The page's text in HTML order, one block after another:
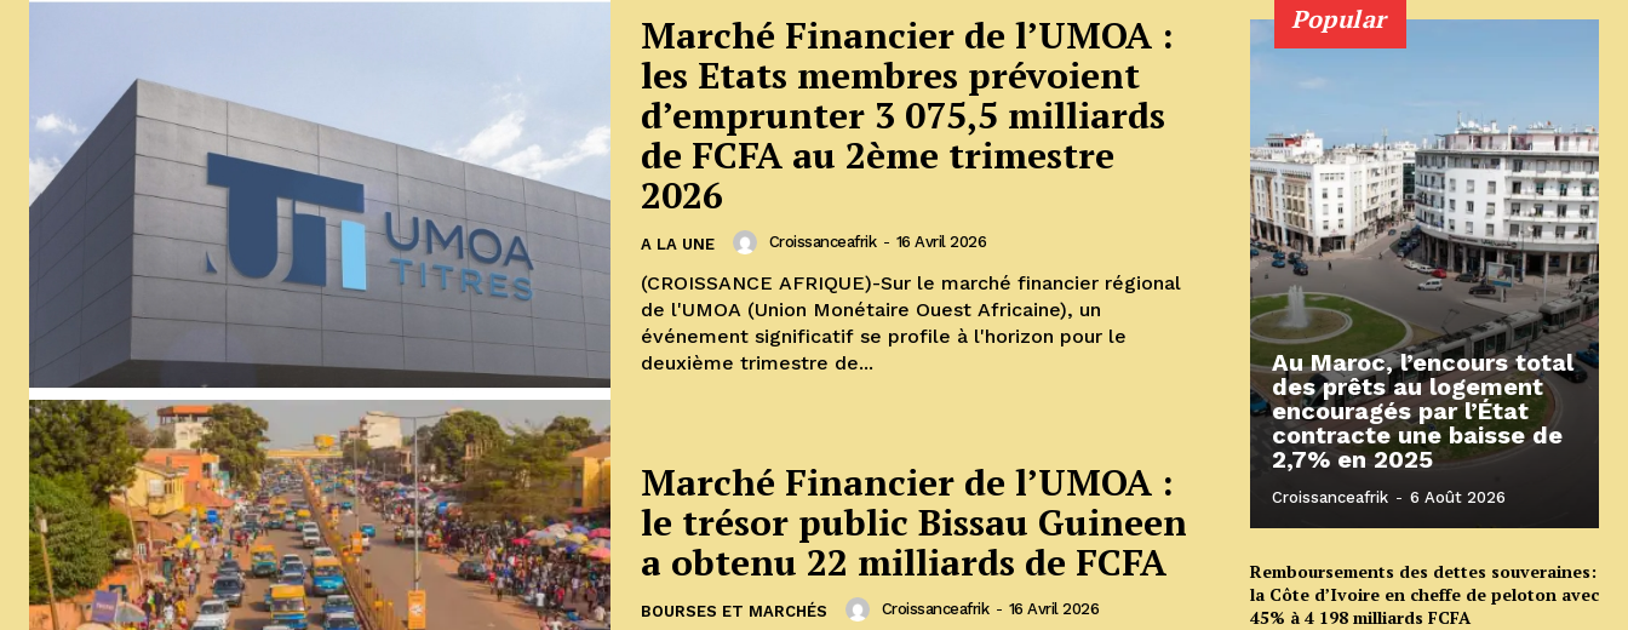
Marché Financier de l’UMOA :
les Etats membres prévoient
d’emprunter 3 075,5 milliards
de FCFA au 2ème trimestre
2026
A LA UNE Croissanceafrik - 16 Avril 2026
(CROISSANCE AFRIQUE)-Sur le marché financier régional
de l'UMOA (Union Monétaire Ouest Africaine), un
événement significatif se profile à l'horizon pour le
deuxième trimestre de...
Marché Financier de l’UMOA :
le trésor public Bissau Guineen
a obtenu 22 milliards de FCFA
BOURSES ET MARCHÉS Croissanceafrik - 16 Avril 2026
Popular
Au Maroc, l’encours total
des prêts au logement
encouragés par l’État
contracte une baisse de
2,7% en 2025
Croissanceafrik - 6 Août 2026
Remboursements des dettes souveraines:
la Côte d’Ivoire en cheffe de peloton avec
45% à 4 198 milliards FCFA